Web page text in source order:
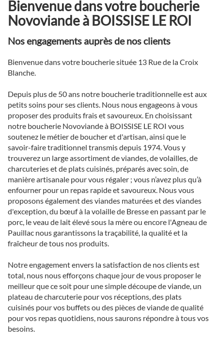
ROI
COORDONNÉES
Bienvenue dans votre boucherie
Novoviande à BOISSISE LE ROI
Nos engagements auprès de nos clients
Bienvenue dans votre boucherie située 13 Rue de la Croix
Blanche.
Depuis plus de 50 ans notre boucherie traditionnelle est aux
petits soins pour ses clients. Nous nous engageons à vous
proposer des produits frais et savoureux. En choisissant
notre boucherie Novoviande à BOISSISE LE ROI vous
soutenez le métier de boucher et d'artisan, ainsi que le
savoir-faire traditionnel transmis depuis 1974. Vous y
trouverez un large assortiment de viandes, de volailles, de
charcuteries et de plats cuisinés, préparés avec soin, de
manière artisanale pour vous régaler ; vous n’avez plus qu’à
enfourner pour un repas rapide et savoureux. Nous vous
proposons également des viandes maturées et des viandes
d'exception, du bœuf à la volaille de Bresse en passant par le
porc, le veau de lait élevé sous la mère ou encore l'Agneau de
Pauillac nous garantissons la traçabilité, la qualité et la
fraîcheur de tous nos produits.
Notre engagement envers la satisfaction de nos clients est
total, nous nous efforçons chaque jour de vous proposer le
meilleur que ce soit pour une simple découpe de viande, un
plateau de charcuterie pour vos réceptions, des plats
cuisinés pour vos buffets ou des pièces de viande de qualité
pour vos repas quotidiens, nous saurons répondre à tous vos
besoins.